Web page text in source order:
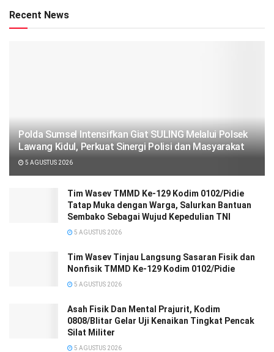
Recent News
Polda Sumsel Intensifkan Giat SULING Melalui Polsek
Lawang Kidul, Perkuat Sinergi Polisi dan Masyarakat
5 AGUSTUS 2026
Tim Wasev TMMD Ke-129 Kodim 0102/Pidie
Tatap Muka dengan Warga, Salurkan Bantuan
Sembako Sebagai Wujud Kepedulian TNI
5 AGUSTUS 2026
Tim Wasev Tinjau Langsung Sasaran Fisik dan
Nonfisik TMMD Ke-129 Kodim 0102/Pidie
5 AGUSTUS 2026
Asah Fisik Dan Mental Prajurit, Kodim
0808/Blitar Gelar Uji Kenaikan Tingkat Pencak
Silat Militer
5 AGUSTUS 2026